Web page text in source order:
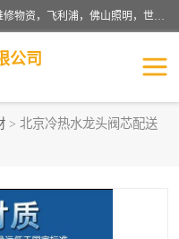
专业配送水暖器材、光源灯具、五金交电等维修物资，飞利浦，佛山照明，世达，博世，九牧，特陶等各产品涉及国内外知名品牌。公司专注与物业、学校、酒店、工厂等单位合作，提供一站式配送服务，降低客户综合成本。依托电子商务改变传统模式，以专业的团队为客户提供24H物资配送到达，货到月结、统一开票，便捷退换等服务，提高了企业的运营效率。
公司
> 北京冷热水龙头阀芯配送
涂料辅材